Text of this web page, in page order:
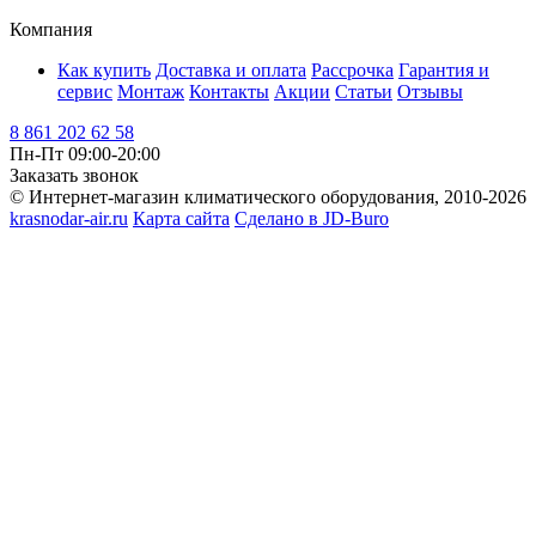
Компания
Как купить Доставка и оплата Рассрочка Гарантия и
сервис Монтаж Контакты Акции Статьи Отзывы
8 861 202 62 58
Пн-Пт 09:00-20:00
Заказать звонок
© Интернет-магазин климатического оборудования, 2010-2026
krasnodar-air.ru Карта сайта Сделано в JD-Buro